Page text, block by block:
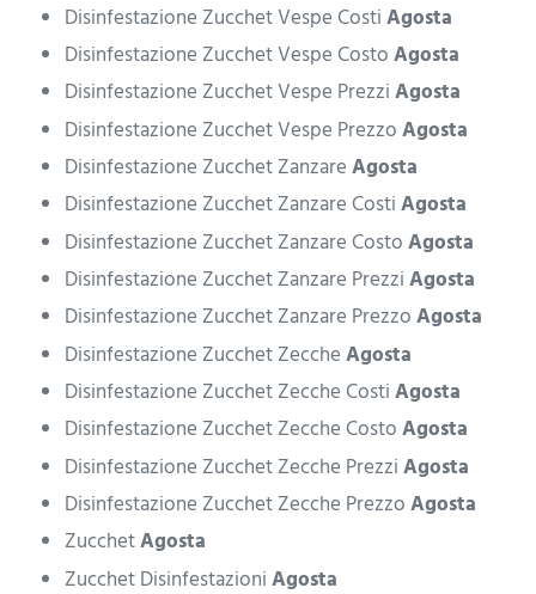
Disinfestazione Zucchet Vespe CostiAgosta
Disinfestazione Zucchet Vespe CostoAgosta
Disinfestazione Zucchet Vespe PrezziAgosta
Disinfestazione Zucchet Vespe PrezzoAgosta
Disinfestazione Zucchet ZanzareAgosta
Disinfestazione Zucchet Zanzare CostiAgosta
Disinfestazione Zucchet Zanzare CostoAgosta
Disinfestazione Zucchet Zanzare PrezziAgosta
Disinfestazione Zucchet Zanzare PrezzoAgosta
Disinfestazione Zucchet ZeccheAgosta
Disinfestazione Zucchet Zecche CostiAgosta
Disinfestazione Zucchet Zecche CostoAgosta
Disinfestazione Zucchet Zecche PrezziAgosta
Disinfestazione Zucchet Zecche PrezzoAgosta
ZucchetAgosta
Zucchet DisinfestazioniAgosta